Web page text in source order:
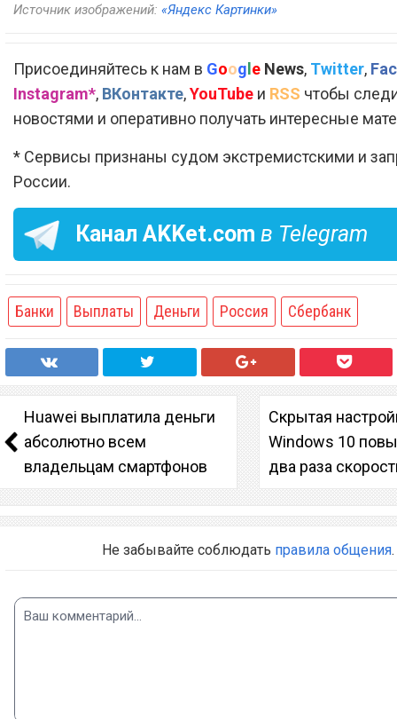
Источник изображений: «Яндекс Картинки»
Присоединяйтесь к нам в Google News, Twitter,
Instagram*, ВКонтакте,YouTube и RSS чтобы
новостями и оперативно получать интересные
* Сервисы признаны судом экстремистскими и
России.
Канал AKKet.com в Telegram
Банки Выплаты Деньги Россия Сбербанк
Huawei выплатила деньги
абсолютно всем
владельцам смартфонов
Скрытая
Windows 10
два раза
Не забывайте соблюдать правила общения.